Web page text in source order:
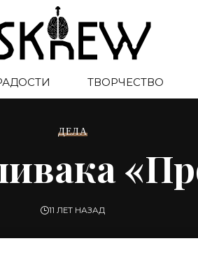
ТВОРЧЕСТВО
ДЕЛА
11 ЛЕТ НАЗАД